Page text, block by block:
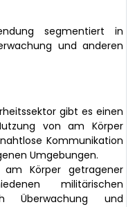
segmentiert in
und anderen
gibt es einen
von am Körper
Kommunikation
Umgebungen.
am Körper getragener
militärischen
Überwachung und